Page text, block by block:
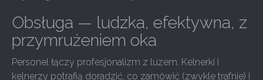
Obsługa — ludzka, efektywna, z
przymrużeniem oka
Personel łączy profesjonalizm z luzem. Kelnerki i
kelnerzy potrafią doradzić, co zamówić (zwykle trafnie) i